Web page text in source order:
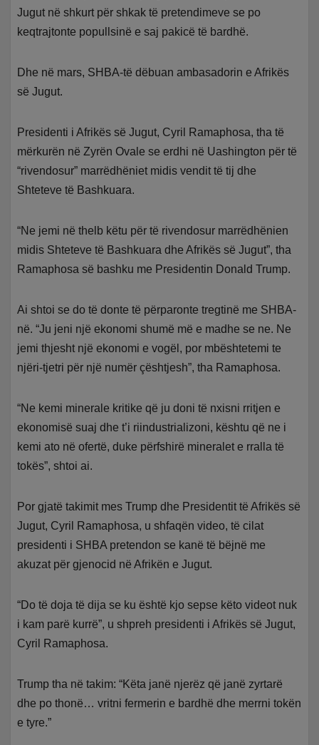
Jugut në shkurt për shkak të pretendimeve se po
keqtrajtonte popullsinë e saj pakicë të bardhë.
Dhe në mars, SHBA-të dëbuan ambasadorin e Afrikës
së Jugut.
Presidenti i Afrikës së Jugut, Cyril Ramaphosa, tha të
mërkurën në Zyrën Ovale se erdhi në Uashington për të
“rivendosur” marrëdhëniet midis vendit të tij dhe
Shteteve të Bashkuara.
“Ne jemi në thelb këtu për të rivendosur marrëdhënien
midis Shteteve të Bashkuara dhe Afrikës së Jugut”, tha
Ramaphosa së bashku me Presidentin Donald Trump.
Ai shtoi se do të donte të përparonte tregtinë me SHBA-
në. “Ju jeni një ekonomi shumë më e madhe se ne. Ne
jemi thjesht një ekonomi e vogël, por mbështetemi te
njëri-tjetri për një numër çështjesh”, tha Ramaphosa.
“Ne kemi minerale kritike që ju doni të nxisni rritjen e
ekonomisë suaj dhe t’i riindustrializoni, kështu që ne i
kemi ato në ofertë, duke përfshirë mineralet e rralla të
tokës”, shtoi ai.
Por gjatë takimit mes Trump dhe Presidentit të Afrikës së
Jugut, Cyril Ramaphosa, u shfaqën video, të cilat
presidenti i SHBA pretendon se kanë të bëjnë me
akuzat për gjenocid në Afrikën e Jugut.
“Do të doja të dija se ku është kjo sepse këto videot nuk
i kam parë kurrë”, u shpreh presidenti i Afrikës së Jugut,
Cyril Ramaphosa.
Trump tha në takim: “Këta janë njerëz që janë zyrtarë
dhe po thonë… vritni fermerin e bardhë dhe merrni tokën
e tyre.”